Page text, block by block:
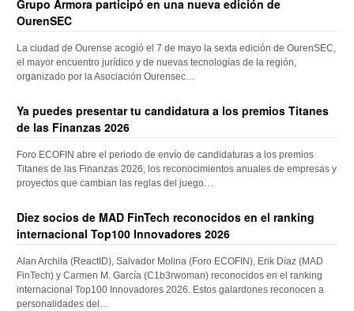
Grupo Armora participó en una nueva edición de
OurenSEC
La ciudad de Ourense acogió el 7 de mayo la sexta edición de OurenSEC,
el mayor encuentro jurídico y de nuevas tecnologías de la región,
organizado por la Asociación Ourensec…
Ya puedes presentar tu candidatura a los premios Titanes
de las Finanzas 2026
Foro ECOFIN abre el periodo de envío de candidaturas a los premios
Titanes de las Finanzas 2026, los reconocimientos anuales de empresas y
proyectos que cambian las reglas del juego…
Diez socios de MAD FinTech reconocidos en el ranking
internacional Top100 Innovadores 2026
Alan Archila (ReactID), Salvador Molina (Foro ECOFIN), Erik Díaz (MAD
FinTech) y Carmen M. García (C1b3rwoman) reconocidos en el ranking
internacional Top100 Innovadores 2026. Estos galardones reconocen a
personalidades del…